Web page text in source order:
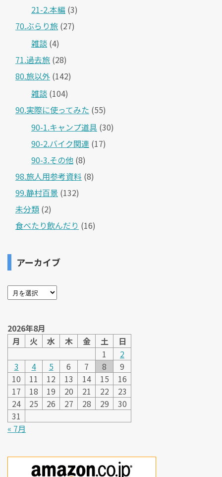
21-2.本編 (3)
70.ぶらり旅 (27)
雑談 (4)
71.過去旅 (28)
80.旅以外 (142)
雑談 (104)
90.実際に使ってみた (55)
90-1.キャンプ道具 (30)
90-2.バイク関連 (17)
90-3.その他 (8)
98.旅人用参考資料 (8)
99.静村百景 (132)
未分類 (2)
食べたり飲んだり (16)
アーカイブ
2026年8月
月
火 水 木 金 土
日
1
2
3
4 5 6 7 8
9
10
11 12 13 14 15
16
17
18 19 20 21 22
23
24
25 26 27 28 29
30
31
« 7月